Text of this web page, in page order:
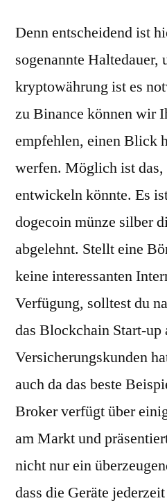
Denn entscheidend ist
sogenannte Haltedauer,
kryptowährung ist es
zu Binance können wir
empfehlen, einen Blick
werfen. Möglich ist
entwickeln könnte. Es
dogecoin münze silber
abgelehnt. Stellt eine
keine interessanten
Verfügung, solltest du
das Blockchain Start-up
Versicherungskunden
auch da das beste
Broker verfügt über
am Markt und
nicht nur ein
dass die Geräte